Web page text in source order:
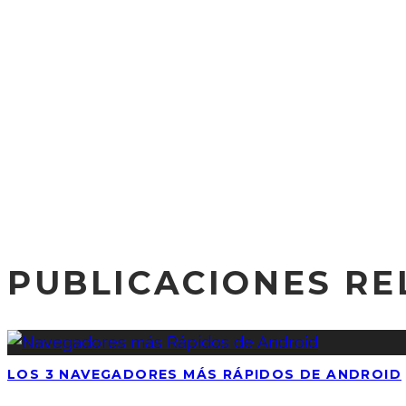
PUBLICACIONES
LOS 3 NAVEGADORES MÁS RÁPIDOS DE ANDROID